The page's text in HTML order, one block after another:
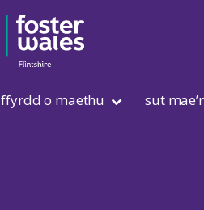
Skip to content
ffyrdd o maethu sut